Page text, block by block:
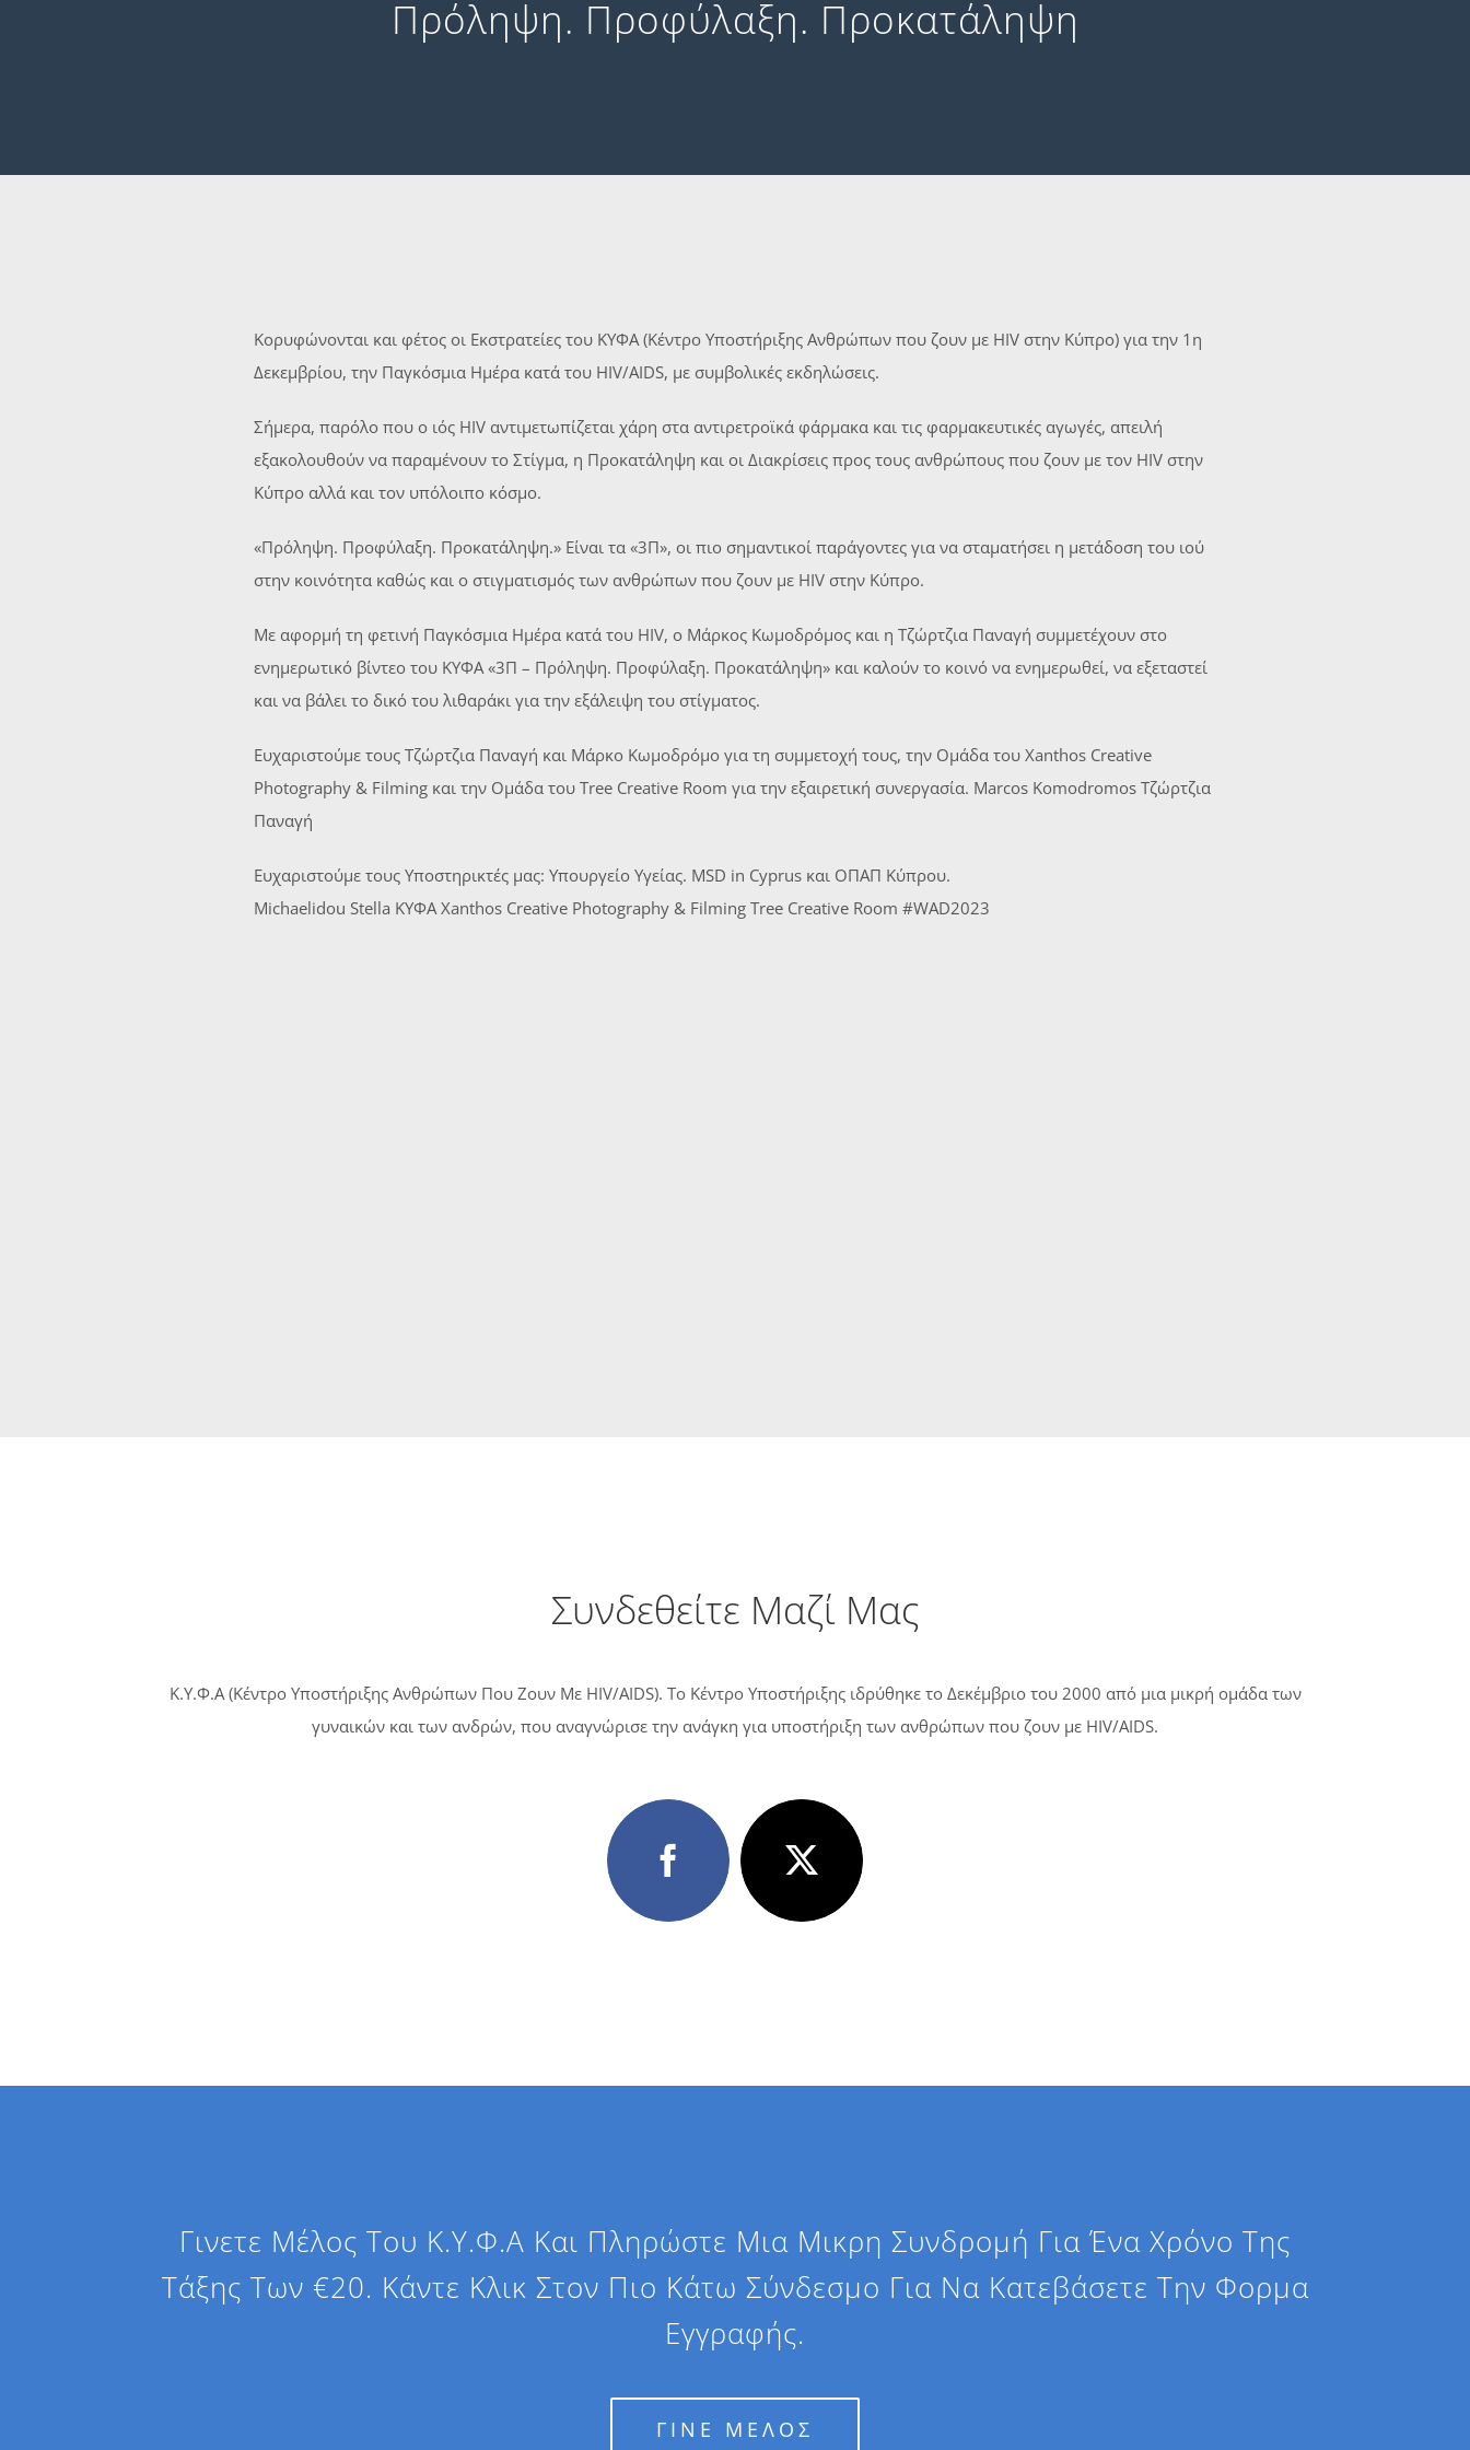
Πρόληψη. Προφύλαξη. Προκατάληψη
Κορυφώνονται και φέτος οι Εκστρατείες του ΚΥΦΑ (Κέντρο Υποστήριξης Ανθρώπων που ζουν με HIV στην Κύπρο) για την 1η
Δεκεμβρίου, την Παγκόσμια Ημέρα κατά του HIV/AIDS, με συμβολικές εκδηλώσεις.
Σήμερα, παρόλο που ο ιός HIV αντιμετωπίζεται χάρη στα αντιρετροϊκά φάρμακα και τις φαρμακευτικές αγωγές, απειλή
εξακολουθούν να παραμένουν το Στίγμα, η Προκατάληψη και οι Διακρίσεις προς τους ανθρώπους που ζουν με τον HIV στην
Κύπρο αλλά και τον υπόλοιπο κόσμο.
«Πρόληψη. Προφύλαξη. Προκατάληψη.» Είναι τα «3Π», οι πιο σημαντικοί παράγοντες για να σταματήσει η μετάδοση του ιού
στην κοινότητα καθώς και ο στιγματισμός των ανθρώπων που ζουν με HIV στην Κύπρο.
Με αφορμή τη φετινή Παγκόσμια Ημέρα κατά του HIV, ο Μάρκος Κωμοδρόμος και η Τζώρτζια Παναγή συμμετέχουν στο
ενημερωτικό βίντεο του ΚΥΦΑ «3Π – Πρόληψη. Προφύλαξη. Προκατάληψη» και καλούν το κοινό να ενημερωθεί, να εξεταστεί
και να βάλει το δικό του λιθαράκι για την εξάλειψη του στίγματος.
Ευχαριστούμε τους Τζώρτζια Παναγή και Μάρκο Κωμοδρόμο για τη συμμετοχή τους, την Ομάδα του Xanthos Creative
Photography & Filming και την Ομάδα του Tree Creative Room για την εξαιρετική συνεργασία. Marcos Komodromos Τζώρτζια
Παναγή
Ευχαριστούμε τους Υποστηρικτές μας: Υπουργείο Υγείας. MSD in Cyprus και ΟΠΑΠ Κύπρου.
Michaelidou Stella ΚΥΦΑ Xanthos Creative Photography & Filming Tree Creative Room #WAD2023
Συνδεθείτε Μαζί Μας
Κ.Υ.Φ.Α (Κέντρο Υποστήριξης Ανθρώπων Που Ζουν Με HIV/AIDS). Tο Κέντρο Υποστήριξης ιδρύθηκε το Δεκέμβριο του 2000 από μια μικρή ομάδα των
γυναικών και των ανδρών, που αναγνώρισε την ανάγκη για υποστήριξη των ανθρώπων που ζουν με HIV/AIDS.
Γινετε Μέλος Του Κ.Υ.Φ.Α Και Πληρώστε Μια Μικρη Συνδρομή Για Ένα Χρόνο Της
Τάξης Των €20. Κάντε Κλικ Στον Πιο Κάτω Σύνδεσμο Για Να Κατεβάσετε Την Φορμα
Εγγραφής.
ΓΙΝΕ ΜΕΛΟΣ